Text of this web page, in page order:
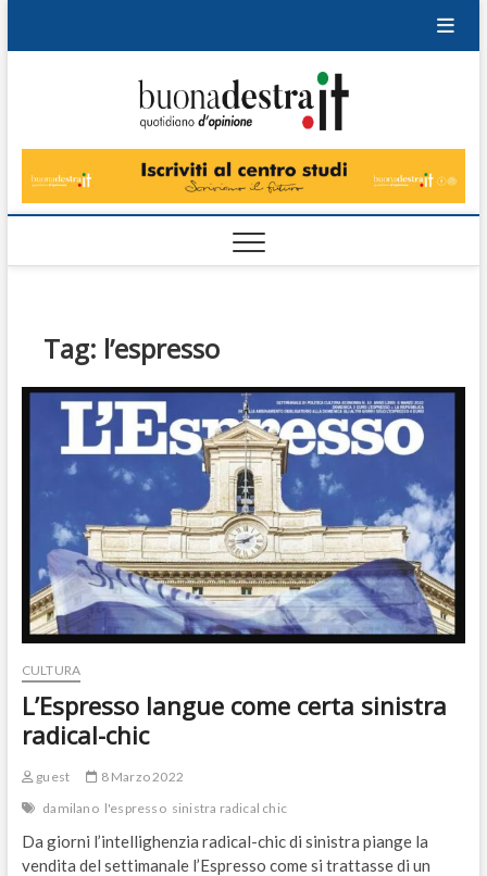
Tag: l’espresso
CULTURA
L’Espresso langue come certa sinistra
radical-chic
guest
8 Marzo 2022
damilano l'espresso sinistra radical chic
Da giorni l’intellighenzia radical-chic di sinistra piange la
vendita del settimanale l’Espresso come si trattasse di un